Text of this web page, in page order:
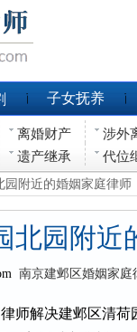
子女抚养
离婚财产
涉外
遗产继承 代位
附近的婚姻家庭律师
北园附近
南京建邺区婚姻家庭
师解决建邺区清